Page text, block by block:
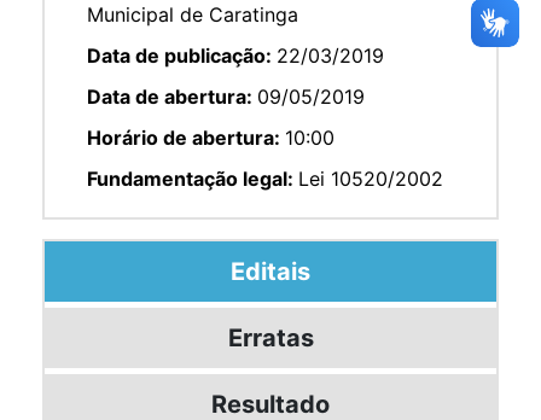
Municipal de Caratinga
Data de publicação: 22/03/2019
Data de abertura: 09/05/2019
Horário de abertura: 10:00
Fundamentação legal: Lei 10520/2002
Editais
Erratas
Resultado